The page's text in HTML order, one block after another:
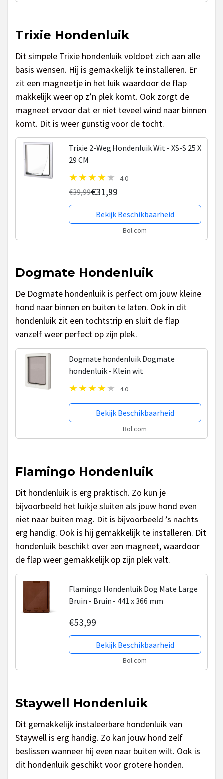
Trixie Hondenluik
Dit simpele Trixie hondenluik voldoet zich aan alle
basis wensen. Hij is gemakkelijk te installeren. Er
zit een magneetje in het luik waardoor de flap
makkelijk weer op z’n plek komt. Ook zorgt de
magneet ervoor dat er niet teveel wind naar binnen
komt. Dit is weer gunstig voor de tocht.
Trixie 2-Weg Hondenluik Wit - XS-S 25 X
29 CM
4.0
€39,99€31,99
Bekijk Beschikbaarheid
Bol.com
Dogmate Hondenluik
De Dogmate hondenluik is perfect om jouw kleine
hond naar binnen en buiten te laten. Ook in dit
hondenluik zit een tochtstrip en sluit de flap
vanzelf weer perfect op zijn plek.
Dogmate hondenluik Dogmate
hondenluik - Klein wit
4.0
Bekijk Beschikbaarheid
Bol.com
Flamingo Hondenluik
Dit hondenluik is erg praktisch. Zo kun je
bijvoorbeeld het luikje sluiten als jouw hond even
niet naar buiten mag. Dit is bijvoorbeeld ’s nachts
erg handig. Ook is hij gemakkelijk te installeren. Dit
hondenluik beschikt over een magneet, waardoor
de flap weer gemakkelijk op zijn plek valt.
Flamingo Hondenluik Dog Mate Large
Bruin - Bruin - 441 x 366 mm
€53,99
Bekijk Beschikbaarheid
Bol.com
Staywell Hondenluik
Dit gemakkelijk instaleerbare hondenluik van
Staywell is erg handig. Zo kan jouw hond zelf
beslissen wanneer hij even naar buiten wilt. Ook is
dit hondenluik geschikt voor grotere honden.